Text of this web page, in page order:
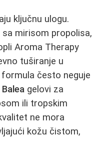
ključnu ulogu.
mirisom propolisa,
Aroma Therapy
tuširanje u
često neguje
Balea gelovi za
ili tropskim
ne mora
kožu čistom,